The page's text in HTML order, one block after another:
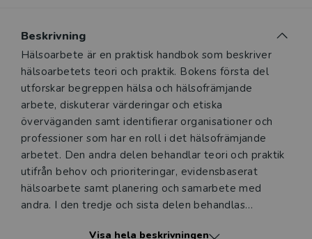
Beskrivning
Beskrivning
Hälsoarbete är en praktisk handbok som beskriver
hälsoarbetets teori och praktik. Bokens första del
utforskar begreppen hälsa och hälsofrämjande
arbete, diskuterar värderingar och etiska
överväganden samt identifierar organisationer och
professioner som har en roll i det hälsofrämjande
arbetet. Den andra delen behandlar teori och praktik
utifrån behov och prioriteringar, evidensbaserat
hälsoarbete samt planering och samarbete med
andra. I den tredje och sista delen behandlas
Visa hela beskrivningen